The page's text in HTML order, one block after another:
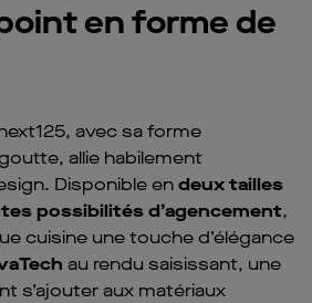
en forme de
avec sa forme
allie habilement
Disponible endeux tailles
possibilités d’agencement,
cuisine une touche d’élégance
au rendu saisissant, une
s’ajouter aux matériaux